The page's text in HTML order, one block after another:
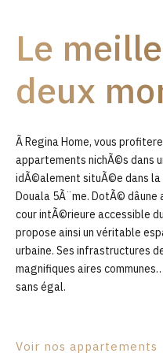
0
Le
deux
Ã Regina Home, vous
appartements nichÃ©s dans
idÃ©alement situÃ©e dans la
Douala 5Ã¨me. DotÃ©
cour intÃ©rieure accessible
propose ainsi un véritable
urbaine. Ses infrastructures
magnifiques aires
sans égal.
Voir nos appartements